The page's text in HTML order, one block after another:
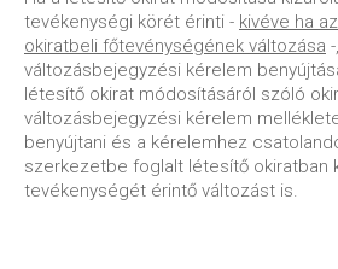
tevékenységi körét érinti - kivéve ha
okiratbeli főtevénységének változása
változásbejegyzési kérelem
létesítő okirat módosításáról szóló
változásbejegyzési kérelem
benyújtani és a kérelemhez
szerkezetbe foglalt létesítő okiratban
tevékenységét érintő változást is.